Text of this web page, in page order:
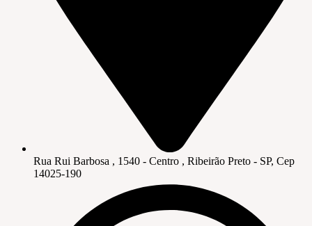
Rua Rui Barbosa , 1540 - Centro , Ribeirão Preto - SP, Cep
14025-190